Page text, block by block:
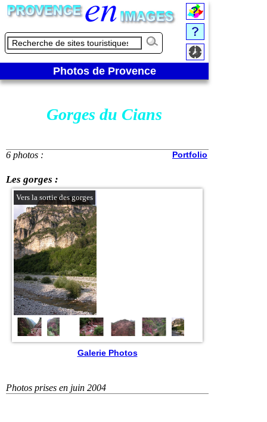
Photos de Provence
Gorges du Cians
6 photos : Portfolio
Les gorges :
Vers la sortie des gorges
Galerie Photos
Photos prises en juin 2004